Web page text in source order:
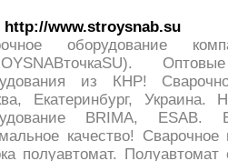
http://www.stroysnab.su
оборудование
из КНР!
Екатеринбург,
BRIMA, ESAB.
качество! Сварочное
полуавтомат.